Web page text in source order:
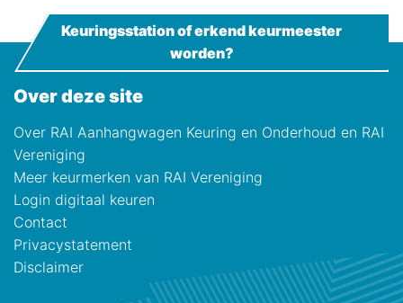
Over deze site
Over RAI Aanhangwagen Keuring en Onderhoud en RAI
Vereniging
Meer keurmerken van RAI Vereniging
Login digitaal keuren
Contact
Privacystatement
Disclaimer
Keuringsstation of erkend keurmeester
worden?